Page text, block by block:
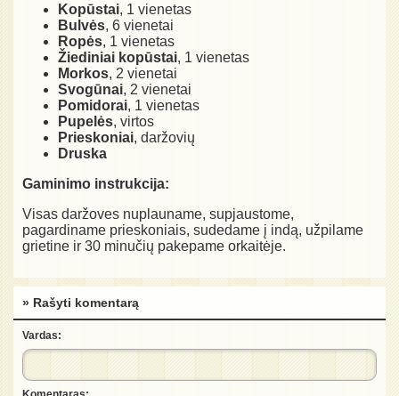
Kopūstai, 1 vienetas
Bulvės, 6 vienetai
Ropės, 1 vienetas
Žiediniai kopūstai, 1 vienetas
Morkos, 2 vienetai
Svogūnai, 2 vienetai
Pomidorai, 1 vienetas
Pupelės, virtos
Prieskoniai, daržovių
Druska
Gaminimo instrukcija:
Visas daržoves nuplauname, supjaustome,
pagardiname prieskoniais, sudedame į indą, užpilame
grietine ir 30 minučių pakepame orkaitėje.
» Rašyti komentarą
Vardas: